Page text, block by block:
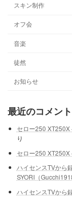
スキン制作
オフ会
音楽
徒然
お知らせ
最近のコメント
セロー250
り
セロー250
ハイセンスTVから
SYORI（
ハイセンスTVから